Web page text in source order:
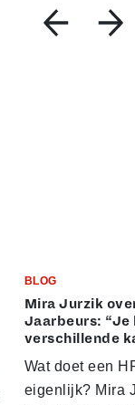
BLOG
Mira Jurzik
Jaarbeurs: “Je
verschillende
Wat doet een
eigenlijk? Mira